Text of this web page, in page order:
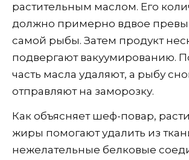
растительным маслом. Его
должно примерно вдвое
самой рыбы. Затем продукт
подвергают вакуумированию.
часть масла удаляют, а рыбу
отправляют на заморозку.
Как объясняет шеф-повар,
жиры помогают удалить из
нежелательные белковые